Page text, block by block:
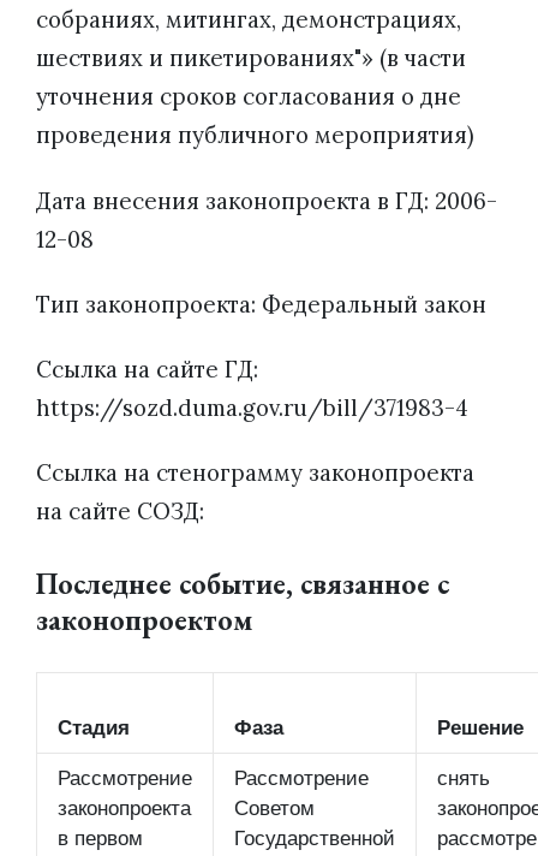
собраниях, митингах, демонстрациях,
шествиях и пикетированиях"» (в части
уточнения сроков согласования о дне
проведения публичного мероприятия)
Дата внесения законопроекта в ГД: 2006-
12-08
Тип законопроекта: Федеральный закон
Ссылка на сайте ГД:
https://sozd.duma.gov.ru/bill/371983-4
Ссылка на стенограмму законопроекта
на сайте СОЗД:
Последнее событие, связанное с
законопроектом
Стадия Фаза Решение
Рассмотрение
законопроекта
в первом
Рассмотрение
Советом
Государственной
снять